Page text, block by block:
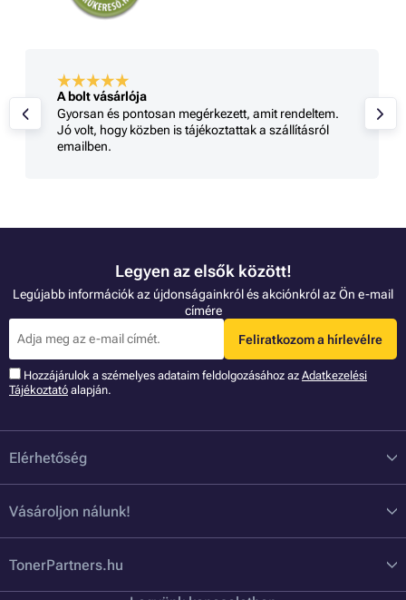
A bolt vásárlója
Gyorsan és pontosan megérkezett, amit rendeltem.
Jó volt, hogy közben is tájékoztattak a szállításról
emailben.
Legyen az elsők között!
Legújabb információk az újdonságainkról és akciónkról az Ön e-mail
címére
Feliratkozom a hírlevélre
Hozzájárulok a szémelyes adataim feldolgozásához az Adatkezelési
Tájékoztató alapján.
Elérhetőség
Vásároljon nálunk!
TonerPartners.hu